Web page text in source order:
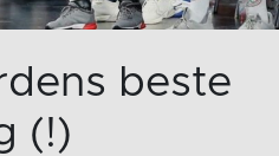
beste
(!)